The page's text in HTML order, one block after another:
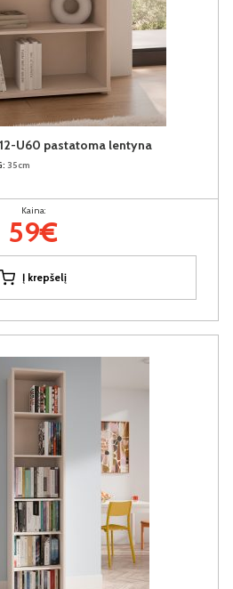
U60 pastatoma lentyna
35cm
Kaina:
59€
Į krepšelį